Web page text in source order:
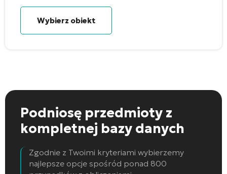
Wybierz obiekt
Podniosę przedmioty z
kompletnej bazy danych
Zgodnie z Twoimi kryteriami wybierzemy
najlepsze opcje spośród ponad 800